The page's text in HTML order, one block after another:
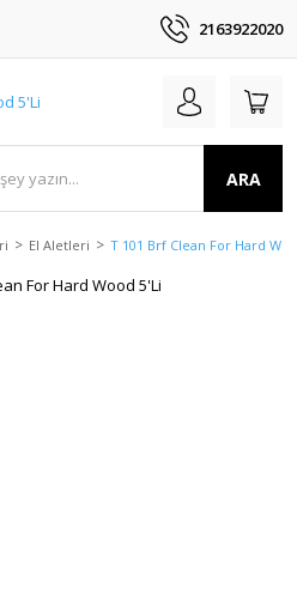
2163922020
ARA
El Aletleri T 101 Brf Clean For Hard